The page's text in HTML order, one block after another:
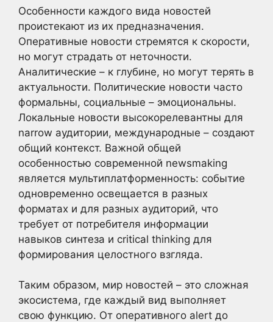
Особенности каждого вида новостей
проистекают из их предназначения.
Оперативные новости стремятся к скорости,
но могут страдать от неточности.
Аналитические – к глубине, но могут терять в
актуальности. Политические новости часто
формальны, социальные – эмоциональны.
Локальные новости высокорелевантны для
narrow аудитории, международные – создают
общий контекст. Важной общей
особенностью современной newsmaking
является мультиплатформенность: событие
одновременно освещается в разных
форматах и для разных аудиторий, что
требует от потребителя информации
навыков синтеза и critical thinking для
формирования целостного взгляда.
Таким образом, мир новостей – это сложная
экосистема, где каждый вид выполняет
свою функцию. От оперативного alert до